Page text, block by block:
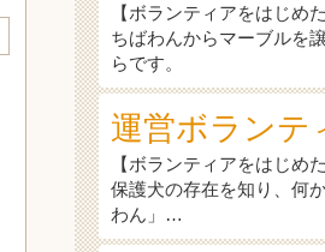
【ボランティアをはじめ
ちばわんからマーブルを
らです。
運営ボランテ
【ボランティアをはじめ
保護犬の存在を知り、何
わん」…